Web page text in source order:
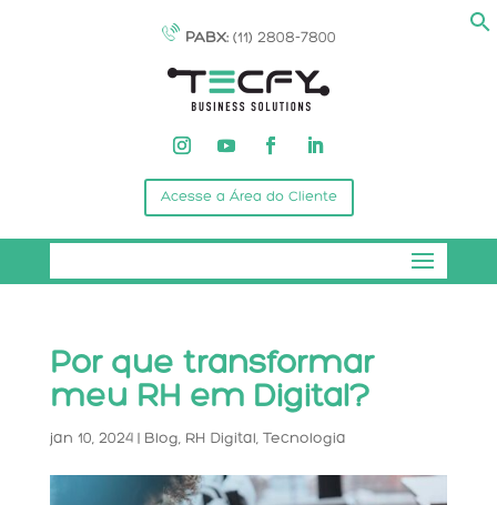
PABX: (11) 2808-7800
Acesse a Área do Cliente
Por que transformar
meu RH em Digital?
jan 10, 2024| Blog, RH Digital, Tecnologia